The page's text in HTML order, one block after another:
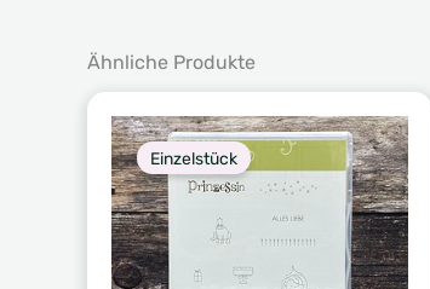
Ähnliche Produkte
Einzelstück